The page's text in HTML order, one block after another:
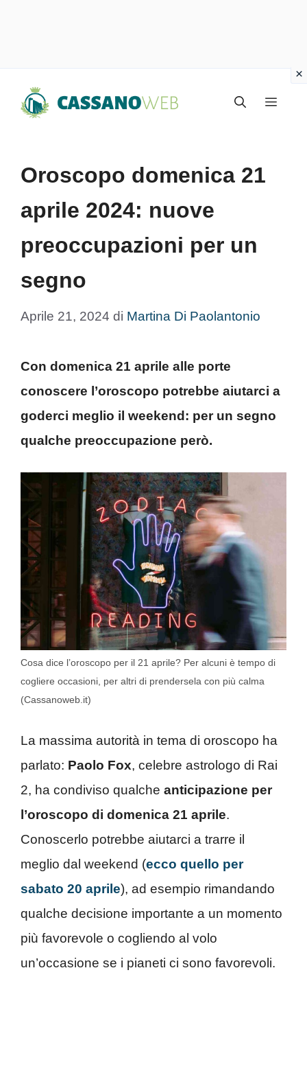
Menu
Oroscopo domenica 21
aprile 2024: nuove
preoccupazioni per un
segno
Aprile 21, 2024 di Martina Di Paolantonio
Con domenica 21 aprile alle porte
conoscere l’oroscopo potrebbe aiutarci a
goderci meglio il weekend: per un segno
qualche preoccupazione però.
Cosa dice l’oroscopo per il 21 aprile? Per alcuni è tempo di
cogliere occasioni, per altri di prendersela con più calma
(Cassanoweb.it)
La massima autorità in tema di oroscopo ha
parlato: Paolo Fox, celebre astrologo di Rai
2, ha condiviso qualche anticipazione per
l’oroscopo di domenica 21 aprile.
Conoscerlo potrebbe aiutarci a trarre il
meglio dal weekend (ecco quello per
sabato 20 aprile), ad esempio rimandando
qualche decisione importante a un momento
più favorevole o cogliendo al volo
un’occasione se i pianeti ci sono favorevoli.